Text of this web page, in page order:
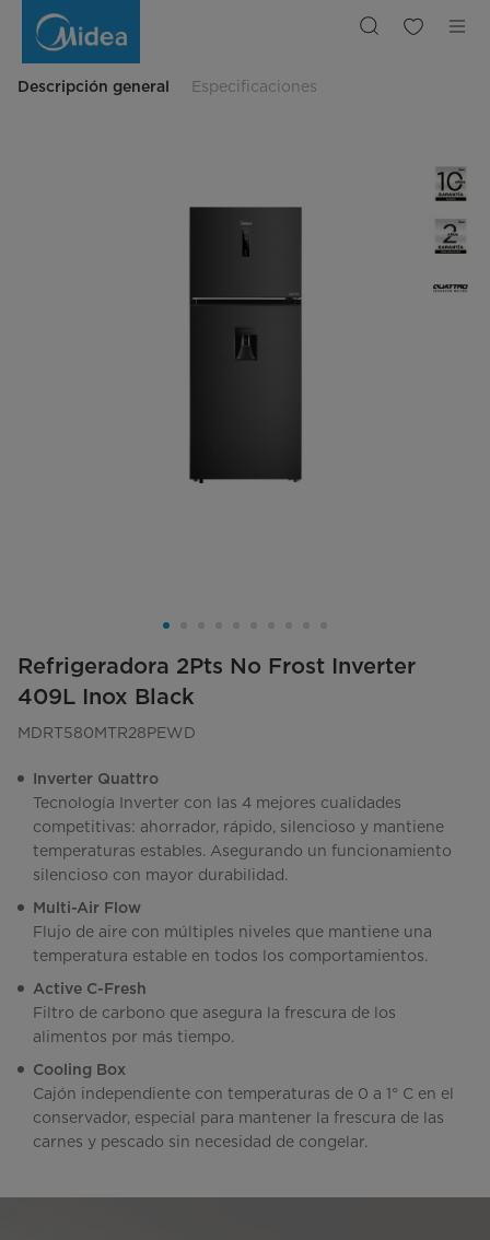
Descripción general Especificaciones
Refrigeradora 2Pts No Frost Inverter
409L Inox Black
MDRT580MTR28PEWD
Inverter Quattro
Tecnología Inverter con las 4 mejores cualidades
competitivas: ahorrador, rápido, silencioso y mantiene
temperaturas estables. Asegurando un funcionamiento
silencioso con mayor durabilidad.
Multi-Air Flow
Flujo de aire con múltiples niveles que mantiene una
temperatura estable en todos los comportamientos.
Active C-Fresh
Filtro de carbono que asegura la frescura de los
alimentos por más tiempo.
Cooling Box
Cajón independiente con temperaturas de 0 a 1° C en el
conservador, especial para mantener la frescura de las
carnes y pescado sin necesidad de congelar.